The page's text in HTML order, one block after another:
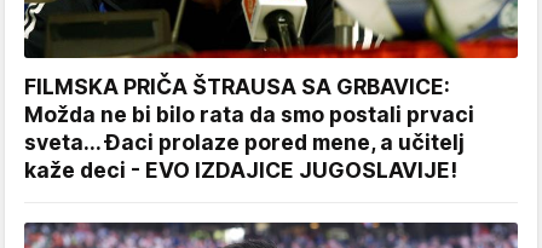
FILMSKA PRIČA ŠTRAUSA SA GRBAVICE:
Možda ne bi bilo rata da smo postali prvaci
sveta... Đaci prolaze pored mene, a učitelj
kaže deci - EVO IZDAJICE JUGOSLAVIJE!